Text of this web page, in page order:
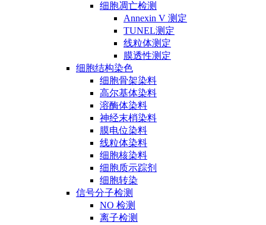
细胞凋亡检测
Annexin V 测定
TUNEL测定
线粒体测定
膜透性测定
细胞结构染色
细胞骨架染料
高尔基体染料
溶酶体染料
神经末梢染料
膜电位染料
线粒体染料
细胞核染料
细胞质示踪剂
细胞转染
信号分子检测
NO 检测
离子检测